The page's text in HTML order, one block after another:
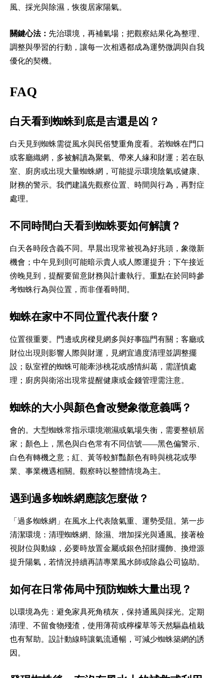
風、採光與除濕，恢復居家陽氣。
關鍵心法： 先治環境，再補氣場；把觀察結果化為整理、
調整與學習的行動，讓每一次相遇都成為運勢微調與自我
優化的契機。
FAQ
白天看到蜘蛛到底是吉還是凶？
白天見到蜘蛛需從風水與民俗雙重角度看。若蜘蛛在門口
或客廳織網，多被解讀為聚氣、帶來人緣和財運；若在臥
室、廚房或出現大量蜘蛛網，可能提示環境陰氣或健康、
財務的警示。我們建議先觀察位置、時間與行為，再對症
處理。
不同時間白天看到蜘蛛要如何解讀？
白天各時段含義不同。早晨出現常被視為好兆頭，象徵新
機會；中午見到則可能暗示貴人或人際運提升；下午接近
傍晚見到，提醒要留意財務與計畫執行。重點在於同時參
考蜘蛛行為與位置，而非僅看時間。
蜘蛛在家中不同位置代表什麼？
位置很重要。門邊或房樑見網多與好事臨門有關；客廳或
財位出現則影響人際與財運，見網宜適度清理並調整擺
設；臥室裡的蜘蛛可能牽涉桃花或感情糾葛，需謹慎處
理；廚房與衛浴出現常提醒健康或金錢管理需注意。
蜘蛛的大小與顏色會改變象徵意義嗎？
會的。大型蜘蛛常指示環境潮濕或氣場失衡，需要整頓居
家；顏色上，黑色與白色常有不同信號——黑色偏警示、
白色有轉機之意；紅、黃等較鮮豔顏色有時與桃花或學
業、事業機遇相關。觀察時以整體情境為主。
遇到過多蜘蛛網應該怎麼做？
「過多蜘蛛網」在風水上代表陰氣重、運勢受阻。第一步
清潔環境：清理蜘蛛網、除濕、增加採光與通風。接著檢
視財位與動線，必要時放置金屬或銀色招財擺飾、換燈源
提升陽氣，若情況持續再請專業風水師或除蟲公司協助。
如何在日常佈局中預防蜘蛛大量出現？
以環境為先：避免家具死角積灰，保持通風與採光。定期
清理、不留食物殘渣，使用薄荷或檸檬草等天然驅蟲植栽
也有幫助。設計動線時讓氣流通暢，可減少蜘蛛築網的誘
因。